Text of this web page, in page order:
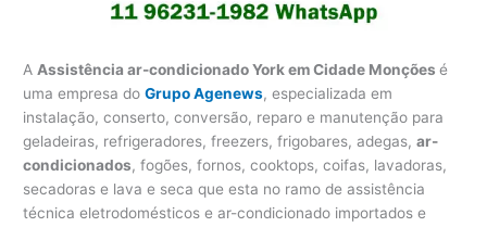
A Assistência ar-condicionado York em Cidade Monçõesé
uma empresa doGrupo Agenews, especializada em
instalação, conserto, conversão, reparo e manutenção para
geladeiras, refrigeradores, freezers, frigobares, adegas,ar-
condicionados, fogões, fornos, cooktops, coifas, lavadoras,
secadoras e lava e seca que esta no ramo de assistência
técnica eletrodomésticos e ar-condicionado importados e